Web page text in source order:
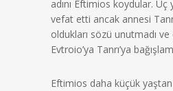
adını Eftimios koydular. Üç
vefat etti ancak annesi
oldukları sözü unutmadı
Evtroio’ya Tanrı’ya
Eftimios daha küçük